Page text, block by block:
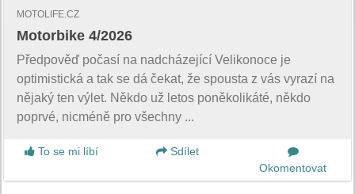
MOTOLIFE.CZ
Motorbike 4/2026
Předpověď počasí na nadcházející Velikonoce je
optimistická a tak se dá čekat, že spousta z vás vyrazí na
nějaký ten výlet. Někdo už letos poněkolikáté, někdo
poprvé, nicméně pro všechny ...
To se mi líbí
Sdílet
Okomentovat